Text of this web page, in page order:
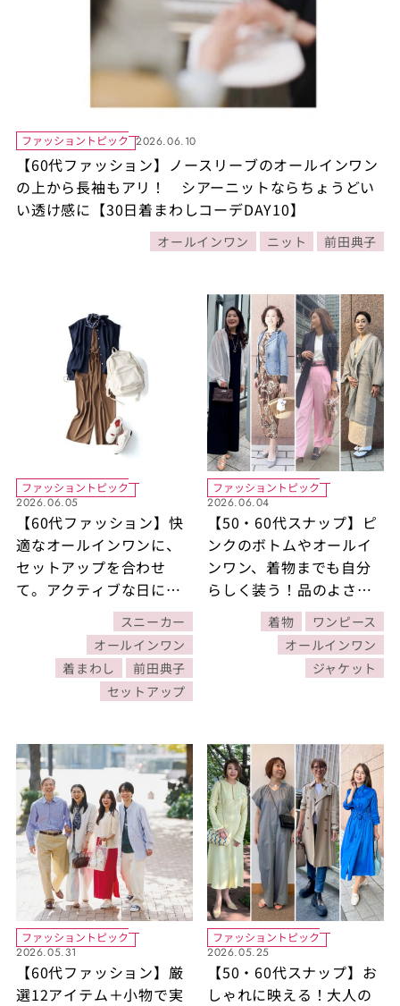
ファッショントピック 2026.06.10
【60代ファッション】ノースリーブのオールインワン
の上から長袖もアリ！ シアーニットならちょうどい
い透け感に【30日着まわしコーデDAY10】
オールインワン ニット 前田典子
ファッショントピック
2026.06.05
【60代ファッション】快
適なオールインワンに、
セットアップを合わせ
て。アクティブな日に重
宝する大人のオールイン
ワンスタイル【30日着ま
わしコーデDAY5】
スニーカー
オールインワン
着まわし
前田典子
セットアップ
ファッショントピック
2026.06.04
【50・60代スナップ】ピ
ンクのボトムやオールイ
ンワン、着物までも自分
らしく装う！品のよさを
忘れない大人スタイル4選
着物
ワンピース
オールインワン
ジャケット
ファッショントピック
2026.05.31
【60代ファッション】厳
選12アイテム＋小物で実
ファッショントピック
2026.05.25
【50・60代スナップ】お
しゃれに映える！大人の